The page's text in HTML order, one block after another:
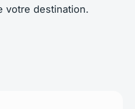
votre destination.